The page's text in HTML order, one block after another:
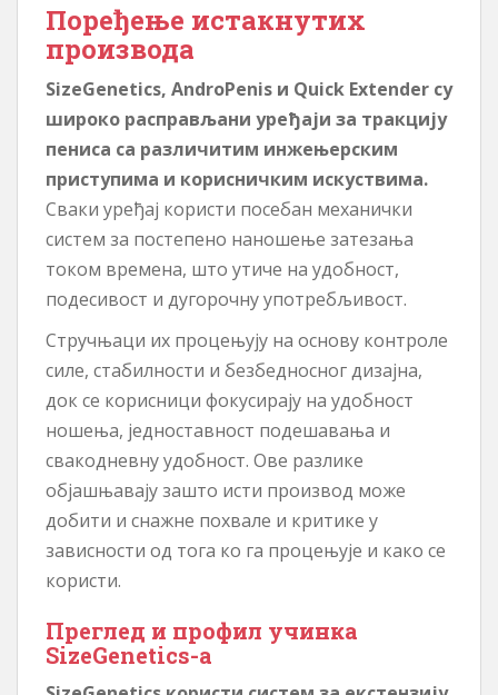
Поређење истакнутих
производа
SizeGenetics, AndroPenis и Quick Extender су
широко расправљани уређаји за тракцију
пениса са различитим инжењерским
приступима и корисничким искуствима.
Сваки уређај користи посебан механички
систем за постепено наношење затезања
током времена, што утиче на удобност,
подесивост и дугорочну употребљивост.
Стручњаци их процењују на основу контроле
силе, стабилности и безбедносног дизајна,
док се корисници фокусирају на удобност
ношења, једноставност подешавања и
свакодневну удобност. Ове разлике
објашњавају зашто исти производ може
добити и снажне похвале и критике у
зависности од тога ко га процењује и како се
користи.
Преглед и профил учинка
SizeGenetics-а